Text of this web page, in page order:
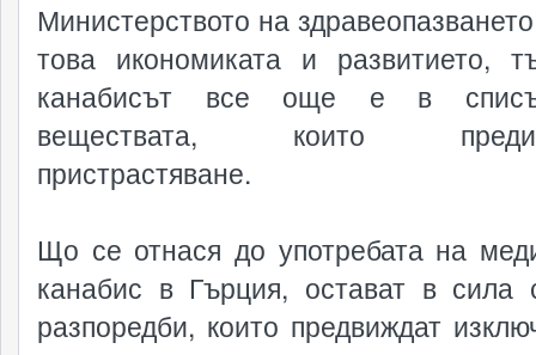
Министерството на
това икономиката и развитието,
канабисът все още е в
веществата, които
пристрастяване.
Що се отнася до употребата на
канабис в Гърция, остават в сила
разпоредби, които предвиждат